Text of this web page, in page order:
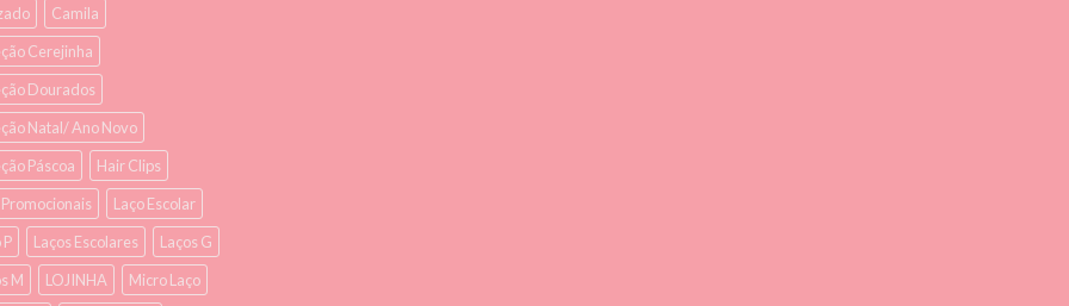
Camila
Cerejinha
Dourados
Natal/ Ano Novo
Páscoa
Hair Clips
Laço Escolar
P
Laços Escolares
Laços G
M
LOJINHA
Micro Laço